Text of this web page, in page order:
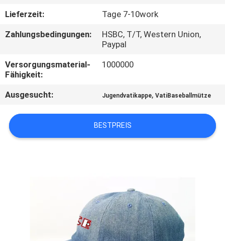
QUALITÄTSKONTROLLE
TRETEN
SIE
MIT
UNS
IN
VERBINDUNG
Lieferzeit:
Tage 7-10work
Zahlungsbedingungen:
HSBC, T/T, Western Union,
Paypal
Versorgungsmaterial-
Fähigkeit:
1000000
Ausgesucht: Jugendvatikappe,VatiBaseballmütze
BESTPREIS